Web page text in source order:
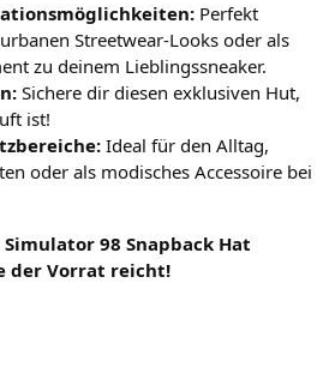
Perfekt
Streetwear-Looks oder als
zu deinem Lieblingssneaker.
Sichere dir diesen exklusiven Hut,
ist!
Ideal für den Alltag,
oder als modisches Accessoire bei
98 Snapback Hat
der Vorrat reicht!